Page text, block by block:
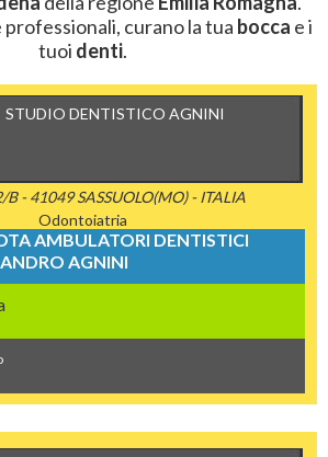
curano la tua bocca e i
tuoi denti.
STUDIO DENTISTICO AGNINI
- 41049 SASSUOLO(MO) - ITALIA
Odontoiatria
AMBULATORI DENTISTICI
AGNINI